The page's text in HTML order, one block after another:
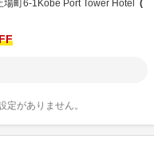
場町6-1 Kobe Port Tower Hotel
定がありません。